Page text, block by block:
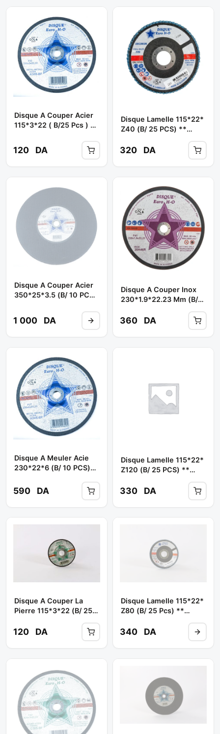
Disque A Couper Acier
115*3*22 ( B/25 Pcs ) **
120 DA
Disque Lamelle 115*22*
Z40 (B/ 25 PCS) **
320 DA
Disque A Couper Acier
350*25*3.5 (B/ 10 PCS)
1 000 DA
Disque A Couper Inox
230*1.9*22.23 Mm (b/
360 DA
Disque A Meuler Acie
230*22*6 (B/ 10 PCS)**
590 DA
Disque Lamelle 115*22*
Z120 (B/ 25 PCS) **
330 DA
Disque A Couper La
Pierre 115*3*22 (B/ 25
120 DA
Disque Lamelle 115*22*
Z80 (b/ 25 Pcs) **
340 DA